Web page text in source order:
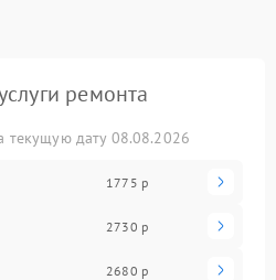
ремонта
текущую дату 08.08.2026
1775 р
2730 р
2680 р